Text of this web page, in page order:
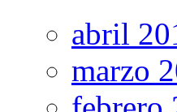
abril
marzo